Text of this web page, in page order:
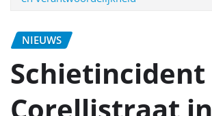
NIEUWS
Schietincident